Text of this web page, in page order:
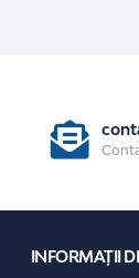
INFORMAȚII